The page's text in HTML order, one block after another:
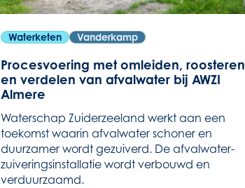
Waterketen Vanderkamp
Procesvoering met omleiden, roosteren
en verdelen van afvalwater bij AWZI
Almere
Waterschap Zuiderzeeland werkt aan een
toekomst waarin afvalwater schoner en
duurzamer wordt gezuiverd. De afvalwater-
zuiveringsinstallatie wordt verbouwd en
verduurzaamd.